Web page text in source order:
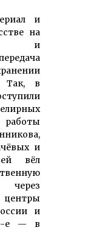
и
на
и
Так, в
работы
и
вёл
через
и
е — в